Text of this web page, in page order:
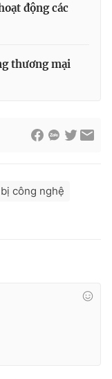
động các
thương mại
công nghệ